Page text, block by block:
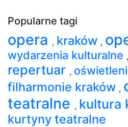
Popularne tagi
opera , kraków ,
wydarzenia kulturalne ,
repertuar ,
filharmonie kraków ,
teatralne , kultura
kurtyny teatralne